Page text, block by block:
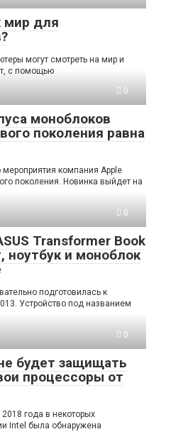
мир для
могут смотреть на мир и
с помощью
0
моноблоков
поколения равна
компания Apple
поколения. Новинка выйдет на
0
Transformer Book
ноутбук и моноблок
подготовилась к
Устройство под названием
0
будет защищать
процессоры от
года в некоторых
Intel была обнаружена